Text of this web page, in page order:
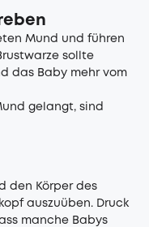
Mund und führen
sollte
das Baby mehr vom
gelangt, sind
den Körper des
auszuüben. Druck
manche Babys